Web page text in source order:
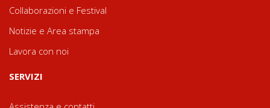
Collaborazioni e Festival
Notizie e Area stampa
Lavora con noi
SERVIZI